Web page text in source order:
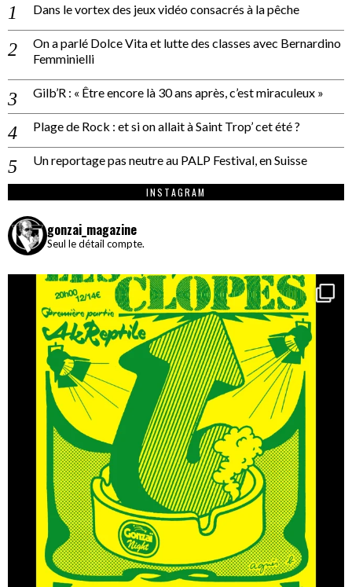
Dans le vortex des jeux vidéo consacrés à la pêche
On a parlé Dolce Vita et lutte des classes avec Bernardino
Femminielli
Gilb’R : « Être encore là 30 ans après, c’est miraculeux »
Plage de Rock : et si on allait à Saint Trop’ cet été ?
Un reportage pas neutre au PALP Festival, en Suisse
INSTAGRAM
gonzai_magazine
Seul le détail compte.